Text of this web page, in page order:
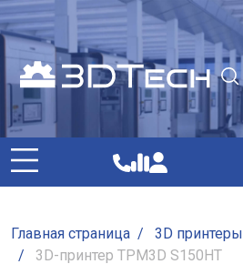
Главная страница /
3D принтеры
/
3D-принтер TPM3D S150HT